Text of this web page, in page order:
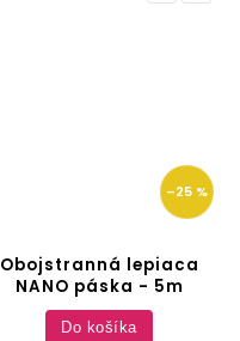
–25 %
Obojstranná lepiaca
NANO páska - 5m
Do košíka